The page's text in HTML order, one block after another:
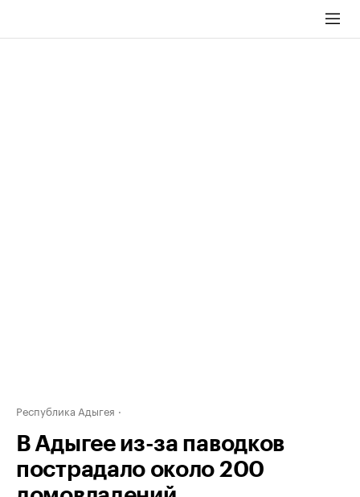
Республика Адыгея
В Адыгее из-за паводков
пострадало около 200